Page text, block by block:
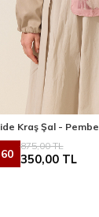
Kraş Şal - Pembe
60
875,00TL
350,00TL